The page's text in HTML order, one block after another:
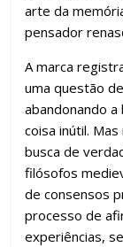
arte da
pensador
A marca
uma questão
abandonando
coisa inútil.
busca de
filósofos
de consensos
processo de
experiências,